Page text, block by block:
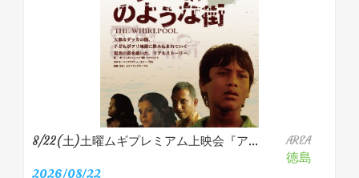
8/22(土)土曜ムギプレミアム上映会『ア... AREA
徳島
2026/08/22